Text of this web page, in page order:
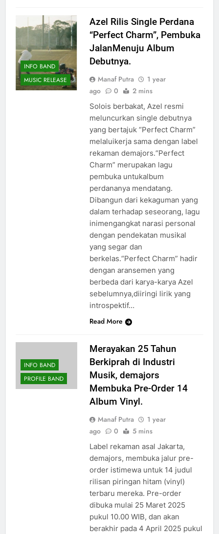
INFO BAND
MUSIC RELEASE
Azel Rilis Single Perdana
“Perfect Charm”, Pembuka
JalanMenuju Album
Debutnya.
Manaf Putra
1 year
ago
0 2 mins
Solois berbakat, Azel resmi
meluncurkan single debutnya
yang bertajuk “Perfect Charm”
melaluikerja sama dengan label
rekaman demajors.“Perfect
Charm” merupakan lagu
pembuka untukalbum
perdananya mendatang.
Dibangun dari kekaguman yang
dalam terhadap seseorang, lagu
inimengangkat narasi personal
dengan pendekatan musikal
yang segar dan
berkelas.“Perfect Charm” hadir
dengan aransemen yang
berbeda dari karya-karya Azel
sebelumnya,diiringi lirik yang
introspektif…
Read More
INFO BAND
PROFILE BAND
Merayakan 25 Tahun
Berkiprah di Industri
Musik, demajors
Membuka Pre-Order 14
Album Vinyl.
Manaf Putra
1 year
ago
0 5 mins
Label rekaman asal Jakarta,
demajors, membuka jalur pre-
order istimewa untuk 14 judul
rilisan piringan hitam (vinyl)
terbaru mereka. Pre-order
dibuka mulai 25 Maret 2025
pukul 10.00 WIB, dan akan
berakhir pada 4 April 2025 pukul